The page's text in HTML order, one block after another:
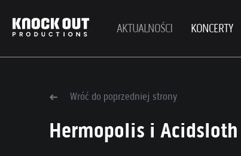
AKTUALNOŚCI KONCERTY
Wróć do poprzedniej strony
Hermopolis i